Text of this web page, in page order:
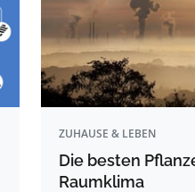
ZUHAUSE & LEBEN
Die besten
Raumklima